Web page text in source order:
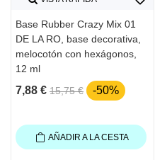
Base Rubber Crazy Mix 01
DE LA RO, base decorativa,
melocotón con hexágonos,
12 ml
7,88 € 15,75 € -50%
AÑADIR A LA CESTA